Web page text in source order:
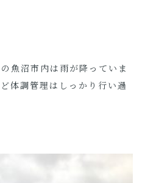
魚沼市内は雨が降っていま
体調管理はしっかり行い過